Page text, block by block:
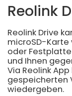
Reolink
Reolink Drive
microSD-Karte
oder Festplatte
und Ihnen
Via Reolink
gespeicherten
wiedergeben.